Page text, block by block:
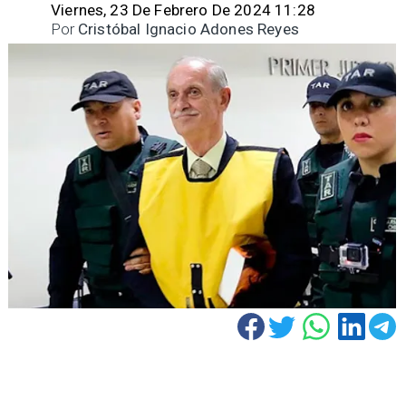
Viernes, 23 De Febrero De 2024 11:28
Cristóbal Ignacio Adones Reyes
Por